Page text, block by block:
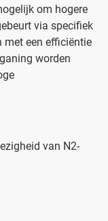
om hogere
via specifiek
met een efficiëntie
worden
van N2-